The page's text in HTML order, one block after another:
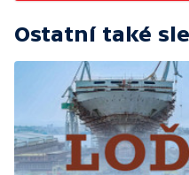
Ostatní také